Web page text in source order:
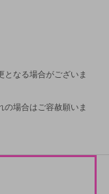
なる場合がございま
場合はご容赦願いま